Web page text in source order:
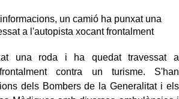
un camió ha punxat una
a l'autopista xocant frontalment
una roda i ha quedat travessat a
contra un turisme. S'han
dels Bombers de la Generalitat i els